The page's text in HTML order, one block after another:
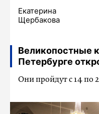
Екатерина
Щербакова
Великопостные
Петербурге
Они пройдут с 14 по